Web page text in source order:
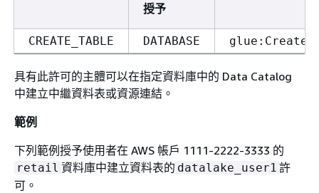
授予
CREATE_TABLE DATABASE
具有此許可的主體可以在指定資料庫中的 Data Catalog
中建立中繼資料表或資源連結。
範例
下列範例授予使用者在 AWS 帳戶 1111-2222-3333 的
retail 資料庫中建立資料表的 datalake_user1 許
可。